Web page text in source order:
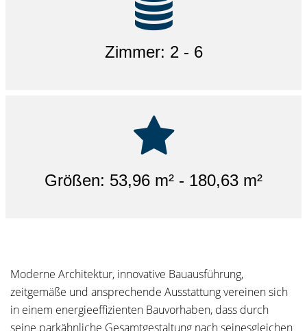
Zimmer: 2 - 6
Größen: 53,96 m² - 180,63 m²
Moderne Architektur, innovative Bauausführung,
zeitgemäße und ansprechende Ausstattung vereinen sich
in einem energieeffizienten Bauvorhaben, dass durch
seine parkähnliche Gesamtgestaltung nach seinesgleichen